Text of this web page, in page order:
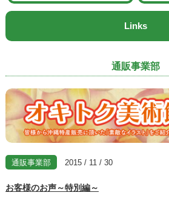
Links
通販事業部
通販事業部 2015 / 11 / 30
お客様のお声～特別編～